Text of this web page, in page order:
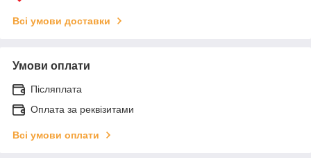
Всі умови доставки
Умови оплати
Післяплата
Оплата за реквізитами
Всі умови оплати